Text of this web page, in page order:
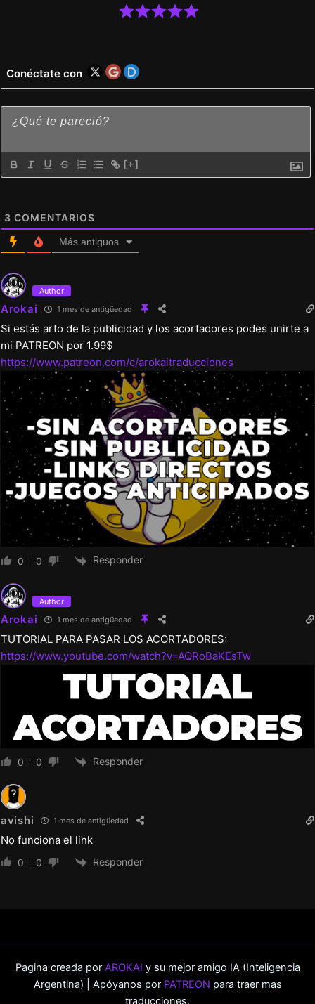
Conéctate con
[+]
3 COMENTARIOS
Más antiguos
Author
Arokai 1 mes de antigüedad
Si estás arto de la publicidad y los acortadores podes unirte a
mi PATREON por 1.99$
https://www.patreon.com/c/arokaitraducciones
0 0 Responder
Author
Arokai 1 mes de antigüedad
TUTORIAL PARA PASAR LOS ACORTADORES:
https://www.youtube.com/watch?v=AQRoBaKEsTw
0 0 Responder
avishi 1 mes de antigüedad
No funciona el link
0 0 Responder
Pagina creada por AROKAI y su mejor amigo IA (Inteligencia
Argentina) | Apóyanos por PATREON para traer mas
traducciones.